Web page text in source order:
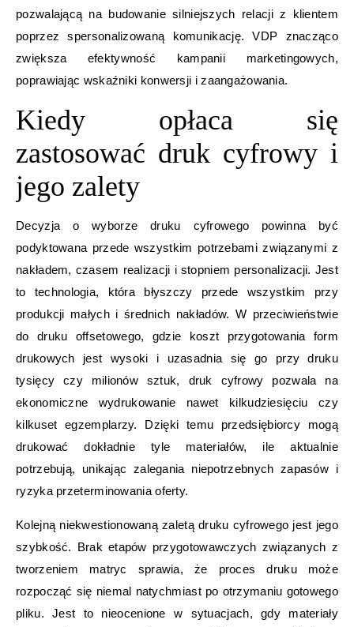
pozwalającą na budowanie silniejszych relacji z klientem
poprzez spersonalizowaną komunikację. VDP znacząco
zwiększa efektywność kampanii marketingowych,
poprawiając wskaźniki konwersji i zaangażowania.
Kiedy opłaca się
zastosować druk cyfrowy i
jego zalety
Decyzja o wyborze druku cyfrowego powinna być
podyktowana przede wszystkim potrzebami związanymi z
nakładem, czasem realizacji i stopniem personalizacji. Jest
to technologia, która błyszczy przede wszystkim przy
produkcji małych i średnich nakładów. W przeciwieństwie
do druku offsetowego, gdzie koszt przygotowania form
drukowych jest wysoki i uzasadnia się go przy druku
tysięcy czy milionów sztuk, druk cyfrowy pozwala na
ekonomiczne wydrukowanie nawet kilkudziesięciu czy
kilkuset egzemplarzy. Dzięki temu przedsiębiorcy mogą
drukować dokładnie tyle materiałów, ile aktualnie
potrzebują, unikając zalegania niepotrzebnych zapasów i
ryzyka przeterminowania oferty.
Kolejną niekwestionowaną zaletą druku cyfrowego jest jego
szybkość. Brak etapów przygotowawczych związanych z
tworzeniem matryc sprawia, że proces druku może
rozpocząć się niemal natychmiast po otrzymaniu gotowego
pliku. Jest to nieocenione w sytuacjach, gdy materiały